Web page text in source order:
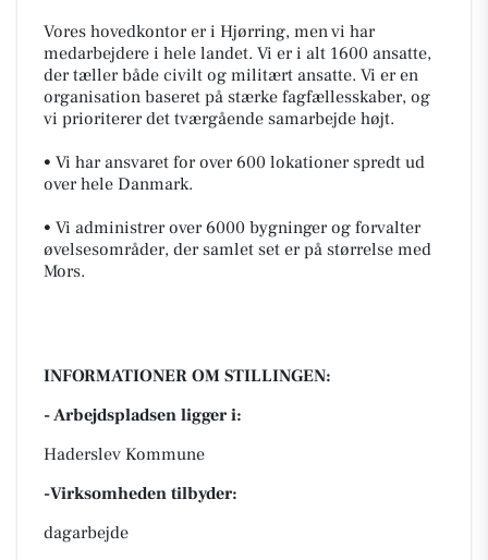
Vores hovedkontor er i Hjørring, men vi har
medarbejdere i hele landet. Vi er i alt 1600 ansatte,
der tæller både civilt og militært ansatte. Vi er en
organisation baseret på stærke fagfællesskaber, og
vi prioriterer det tværgående samarbejde højt.
• Vi har ansvaret for over 600 lokationer spredt ud
over hele Danmark.
• Vi administrer over 6000 bygninger og forvalter
øvelsesområder, der samlet set er på størrelse med
Mors.
INFORMATIONER OM STILLINGEN:
- Arbejdspladsen ligger i:
Haderslev Kommune
-Virksomheden tilbyder:
dagarbejde